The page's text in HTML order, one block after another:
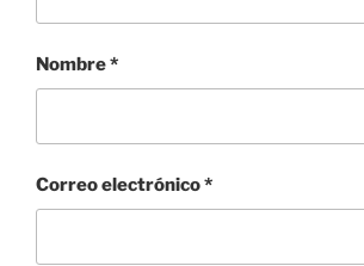
Nombre*
Correo electrónico*